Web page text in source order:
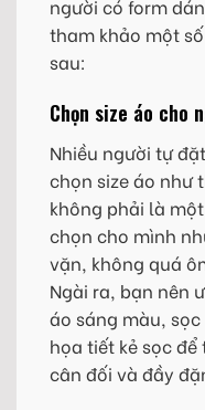
người có form
tham khảo một
sau:
Chọn size áo cho
Nhiều người tự
chọn size áo như
không phải là
chọn cho mình
vặn, không quá
Ngài ra, bạn nên
áo sáng màu,
họa tiết kẻ sọc
cân đối và đầy